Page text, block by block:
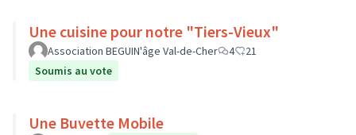
Une cuisine pour notre "Tiers-Vieux"
Association BEGUIN'âge Val-de-Cher 4
21
Soumis au vote
Une Buvette Mobile